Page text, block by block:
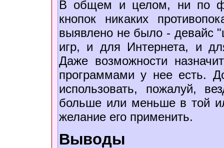
В общем и целом, ни по
кнопок никаких
выявлено не было - девайс
игр, и для Интернета, и
Даже возможности
программами у нее есть.
использовать, пожалуй,
больше или меньше в той
желание его применить.
Выводы